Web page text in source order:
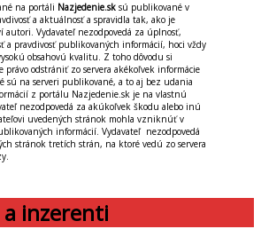
na portáli Nazjedenie.sk sú publikované v
a aktuálnosť a spravidla tak, ako je
Vydavateľ nezodpovedá za úplnosť,
a pravdivosť publikovaných informácií, hoci vždy
obsahovú kvalitu. Z toho dôvodu si
právo odstrániť zo servera akékoľvek informácie
sú na serveri publikované, a to aj bez udania
z portálu Nazjedenie.sk je na vlastnú
nezodpovedá za akúkoľvek škodu alebo inú
uvedených stránok mohla vzniknúť v
informácií. Vydavateľ nezodpovedá
stránok tretích strán, na ktoré vedú zo servera
inzerenti